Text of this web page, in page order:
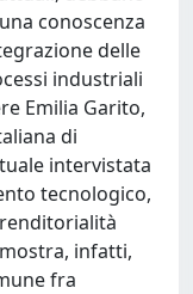
conoscenza
delle
industriali
Emilia Garito,
di
intervistata
tecnologico,
infatti,
fra